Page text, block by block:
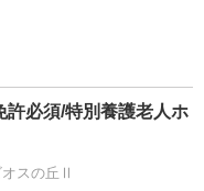
許必須/特別養護老人ホ
スの丘Ⅱ